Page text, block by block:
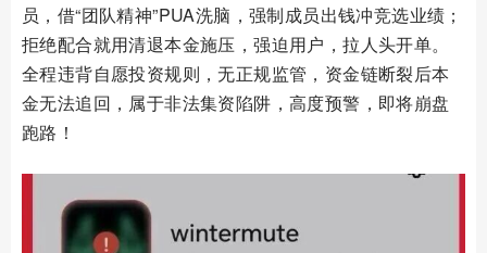
员，借“团队精神”PUA洗脑，强制成员出钱冲竞选业绩；
拒绝配合就用清退本金施压，强迫用户，拉人头开单。
全程违背自愿投资规则，无正规监管，资金链断裂后本
金无法追回，属于非法集资陷阱，高度预警，即将崩盘
跑路！